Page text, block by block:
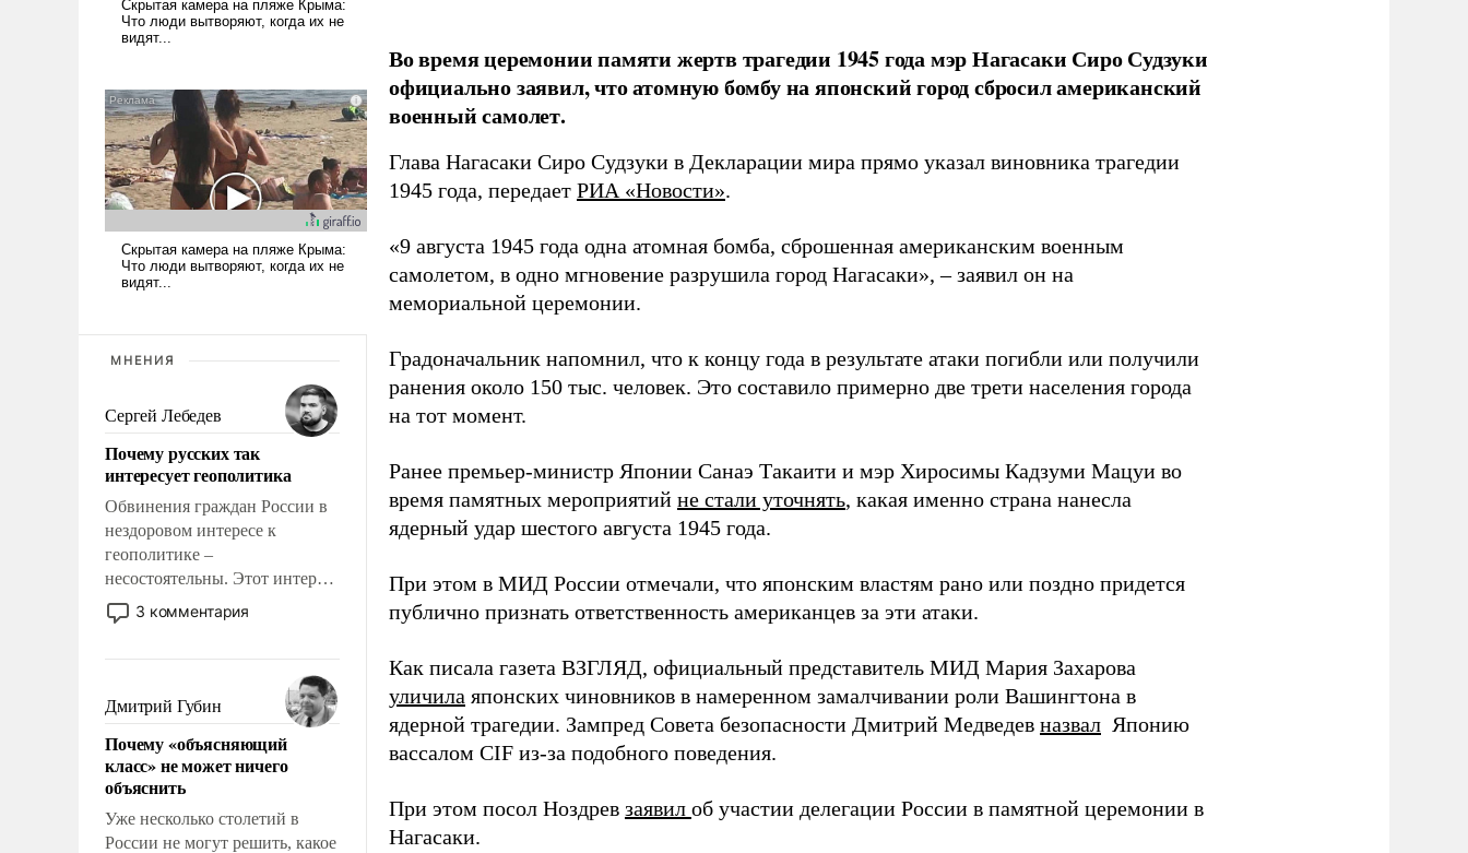
МНЕНИЯ
Сергей Лебедев
Почему русских так
интересует геополитика
Обвинения граждан России в
нездоровом интересе к
геополитике –
несостоятельны. Этот интерес
рационален и прагматичен. Он
обусловлен тысячелетним
фундаментальным знанием,
что мировая политика имеет
свойство заявляться на порог
нашего дома.
3 комментария
Дмитрий Губин
Почему «объясняющий
класс» не может ничего
объяснить
Уже несколько столетий в
России не могут решить, какое
Во время церемонии памяти жертв трагедии 1945 года мэр Нагасаки Сиро Судзуки
официально заявил, что атомную бомбу на японский город сбросил американский
военный самолет.
Глава Нагасаки Сиро Судзуки в Декларации мира прямо указал виновника трагедии
1945 года, передает РИА «Новости».
«9 августа 1945 года одна атомная бомба, сброшенная американским военным
самолетом, в одно мгновение разрушила город Нагасаки», – заявил он на
мемориальной церемонии.
Градоначальник напомнил, что к концу года в результате атаки погибли или получили
ранения около 150 тыс. человек. Это составило примерно две трети населения города
на тот момент.
Ранее премьер-министр Японии Санаэ Такаити и мэр Хиросимы Кадзуми Мацуи во
время памятных мероприятий не стали уточнять, какая именно страна нанесла
ядерный удар шестого августа 1945 года.
При этом в МИД России отмечали, что японским властям рано или поздно придется
публично признать ответственность американцев за эти атаки.
Как писала газета ВЗГЛЯД, официальный представитель МИД Мария Захарова
уличила японских чиновников в намеренном замалчивании роли Вашингтона в
ядерной трагедии. Зампред Совета безопасности Дмитрий Медведев назвал Японию
вассалом CIF из-за подобного поведения.
При этом посол Ноздрев заявил об участии делегации России в памятной церемонии в
Нагасаки.